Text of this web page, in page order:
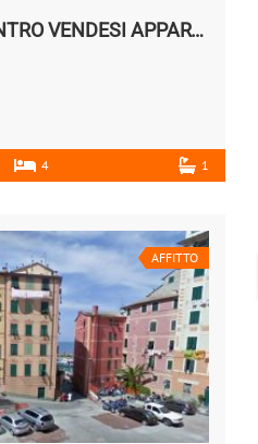
Rif. 25 CAMOGLI CENTRO VENDESI APPARTAMENTO
4 1
AFFITTO